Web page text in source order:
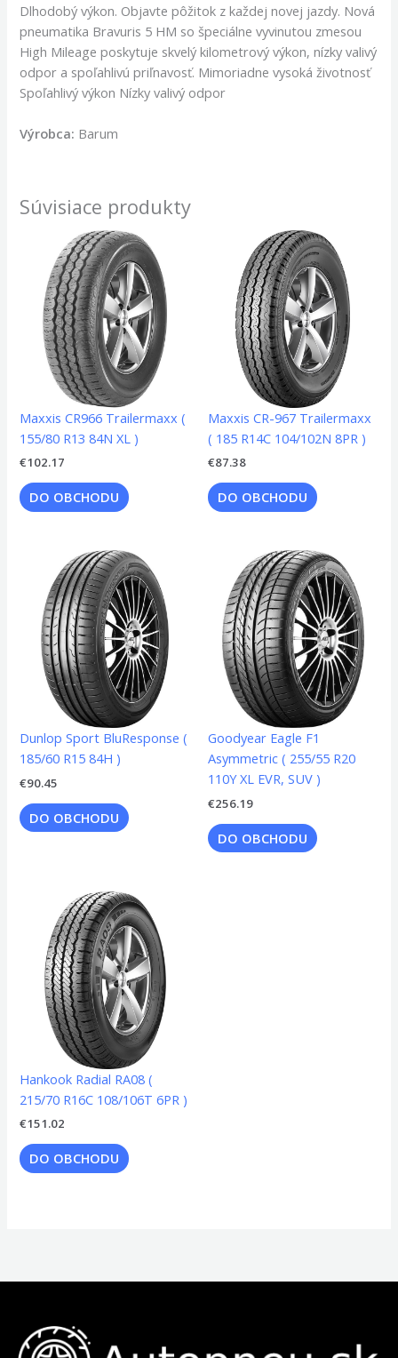
Dlhodobý výkon. Objavte pôžitok z každej novej jazdy. Nová
pneumatika Bravuris 5 HM so špeciálne vyvinutou zmesou
High Mileage poskytuje skvelý kilometrový výkon, nízky valivý
odpor a spoľahlivú priľnavosť. Mimoriadne vysoká životnosť
Spoľahlivý výkon Nízky valivý odpor
Výrobca: Barum
Súvisiace produkty
Maxxis CR966 Trailermaxx (
155/80 R13 84N XL )
€102.17
DO OBCHODU
Maxxis CR-967 Trailermaxx
( 185 R14C 104/102N 8PR )
€87.38
DO OBCHODU
Dunlop Sport BluResponse (
185/60 R15 84H )
€90.45
DO OBCHODU
Goodyear Eagle F1
Asymmetric ( 255/55 R20
110Y XL EVR, SUV )
€256.19
DO OBCHODU
Hankook Radial RA08 (
215/70 R16C 108/106T 6PR )
€151.02
DO OBCHODU